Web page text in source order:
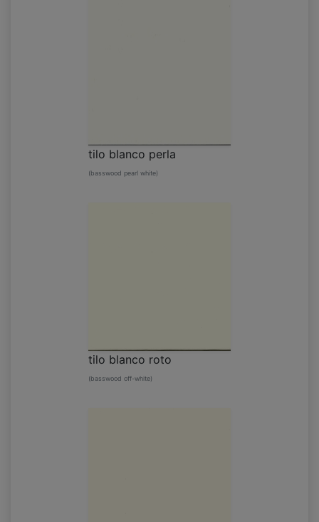
tilo blanco perla
(basswood pearl white)
tilo blanco roto
(basswood off-white)